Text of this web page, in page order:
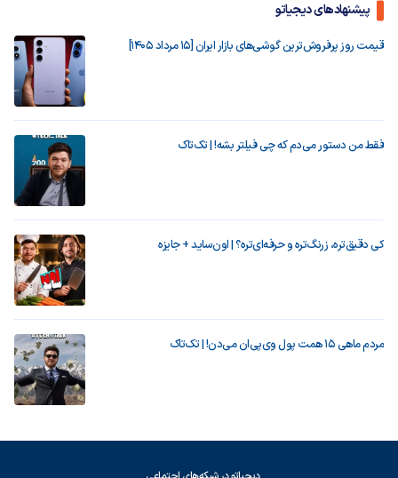
پیشنهادهای دیجیاتو
قیمت روز پرفروش‌ترین گوشی‌های بازار ایران [15 مرداد 1405]
فقط من دستور می‌دم که چی فیلتر بشه! | تک‌تاک
کی دقیق‌تره، زرنگ‌تره و حرفه‌ای‌تره؟ | اون‌ساید + جایزه
مردم ماهی ۱۵ همت پول وی‌پی‌ان می‌دن! | تک‌تاک